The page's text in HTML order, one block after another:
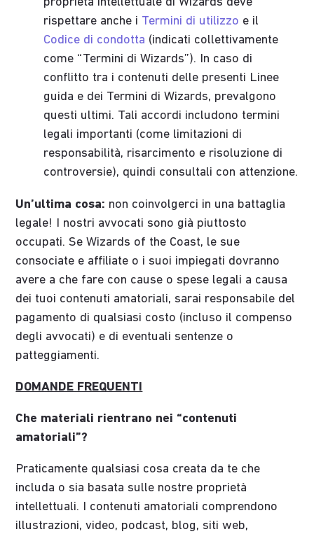
rispettare anche i Termini di utilizzo e il
Codice di condotta (indicati collettivamente
come “Termini di Wizards”). In caso di
conflitto tra i contenuti delle presenti Linee
guida e dei Termini di Wizards, prevalgono
questi ultimi. Tali accordi includono termini
legali importanti (come limitazioni di
responsabilità, risarcimento e risoluzione di
controversie), quindi consultali con attenzione.
Un’ultima cosa: non coinvolgerci in una battaglia
legale! I nostri avvocati sono già piuttosto
occupati. Se Wizards of the Coast, le sue
consociate e affiliate o i suoi impiegati dovranno
avere a che fare con cause o spese legali a causa
dei tuoi contenuti amatoriali, sarai responsabile del
pagamento di qualsiasi costo (incluso il compenso
degli avvocati) e di eventuali sentenze o
patteggiamenti.
DOMANDE FREQUENTI
Che materiali rientrano nei “contenuti
amatoriali”?
Praticamente qualsiasi cosa creata da te che
includa o sia basata sulle nostre proprietà
intellettuali. I contenuti amatoriali comprendono
illustrazioni, video, podcast, blog, siti web,